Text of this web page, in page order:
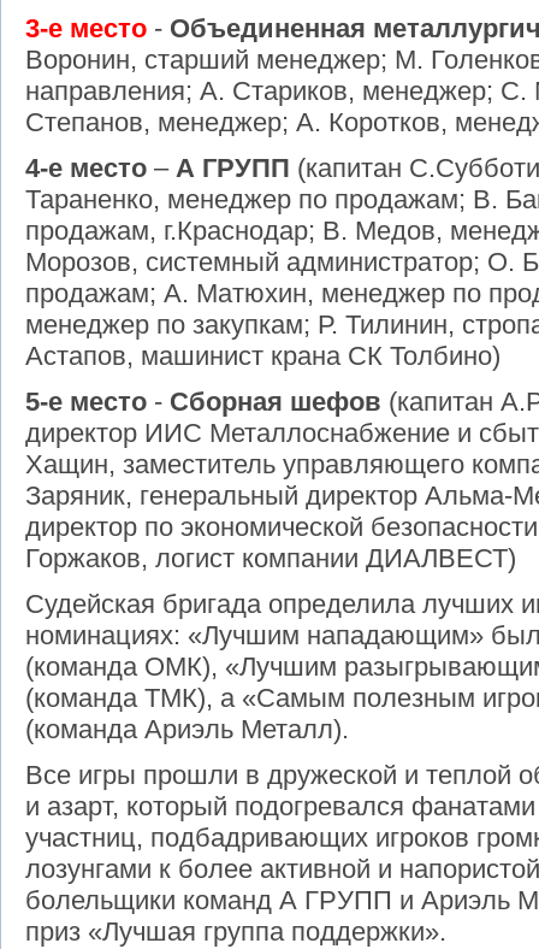
3-е место - Объединенная
Воронин, старший менеджер; М.
направления; А. Стариков, менеджер;
Степанов, менеджер; А. Коротков,
4-е место – А ГРУПП (капитан
Тараненко, менеджер по продажам; В.
продажам, г.Краснодар; В. Медов,
Морозов, системный администратор; О.
продажам; А. Матюхин, менеджер по
менеджер по закупкам; Р. Тилинин,
Астапов, машинист крана СК Толбино)
5-е место - Сборная шефов (капитан
директор ИИС Металлоснабжение и
Хащин, заместитель управляющего
Заряник, генеральный директор Альма-
директор по экономической
Горжаков, логист компании ДИАЛВЕСТ)
Судейская бригада определила лучших
номинациях: «Лучшим нападающим»
(команда ОМК), «Лучшим
(команда ТМК), а «Самым полезным
(команда Ариэль Металл).
Все игры прошли в дружеской и теплой
и азарт, который подогревался
участниц, подбадривающих игроков
лозунгами к более активной и
болельщики команд А ГРУПП и Ариэль
приз «Лучшая группа поддержки».